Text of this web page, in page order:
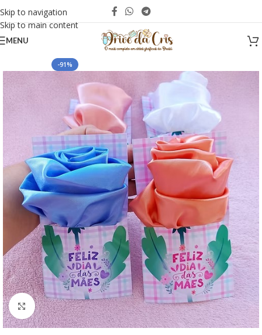
Skip to navigation
Skip to main content
MENU
-91%
Click to enlarge